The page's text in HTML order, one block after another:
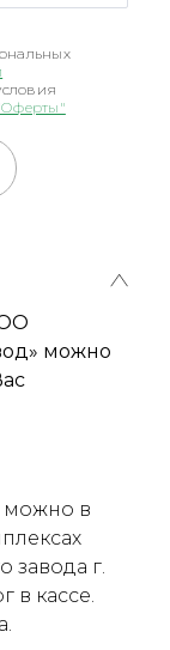
можно
можно в
завода г.
в кассе.